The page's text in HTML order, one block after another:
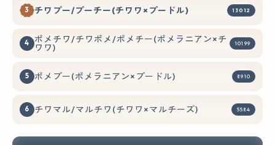
チワプー/プーチー(チワワ×プードル) 13012
ポメチワ/チワポメ/ポメチー(ポメラニアン×チ
ワワ) 10199
ポメプー(ポメラニアン×プードル) 8910
チワマル/マルチワ(チワワ×マルチーズ) 5584